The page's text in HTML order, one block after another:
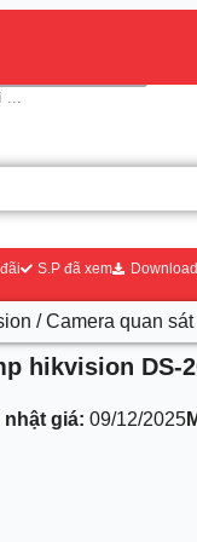
S.P đã xem Download
/Camera quan
hikvision DS-
nhật giá: 09/12/2025